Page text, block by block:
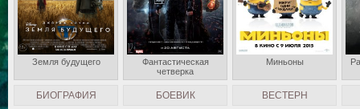
БИОГРАФИЯ БОЕВИК ВЕСТЕРН
Земля будущего
Фантастическая
четверка
Миньоны